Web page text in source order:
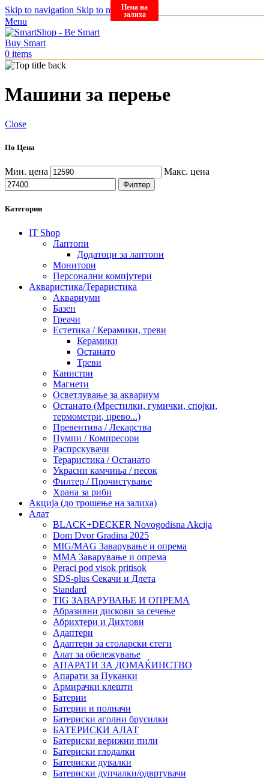
Skip to navigation Skip to main content
Menu
0 items
Машини за перење
Close
По Цена
Мин. цена Макс. цена
Филтер
Категории
IT Shop
Лаптопи
Додатоци за лаптопи
Монитори
Персонални компјутери
Акваристика/Тераристика
Аквариуми
Базен
Греачи
Естетика / Керамики, треви
Керамики
Останато
Треви
Канистри
Магнети
Осветлување за аквариум
Останато (Мрестилки, гумички, спојки,
термометри, црево...)
Превентива / Лекарства
Пумпи / Компресори
Распрскувачи
Тераристика / Останато
Украсни камчиња / песок
Филтер / Прочистување
Храна за риби
Акција (до трошење на залиха)
Алат
BLACK+DECKER Novogodisna Akcija
Dom Dvor Gradina 2025
MIG/MAG Заварување и опрема
MMA Заварување и опрема
Peraci pod visok pritisok
SDS-plus Секачи и Длета
Standard
TIG ЗАВАРУВАЊЕ И ОПРЕМА
Абразивни дискови за сечење
Абрихтери и Дихтови
Адаптери
Адаптери за столарски стеги
Алат за обележување
АПАРАТИ ЗА ДОМАЌИНСТВО
Апарати за Пуканки
Армирачки клешти
Батерии
Батерии и полначи
Батериски аголни брусилки
БАТЕРИСКИ АЛАТ
Батериски верижни пили
Батериски глодалки
Батериски дувалки
Батериски дупчалки/одвртувачи
Нема на
залиха
Нема на
залиха
Нема на
залиха
Нема на
залиха
Нема на
залиха